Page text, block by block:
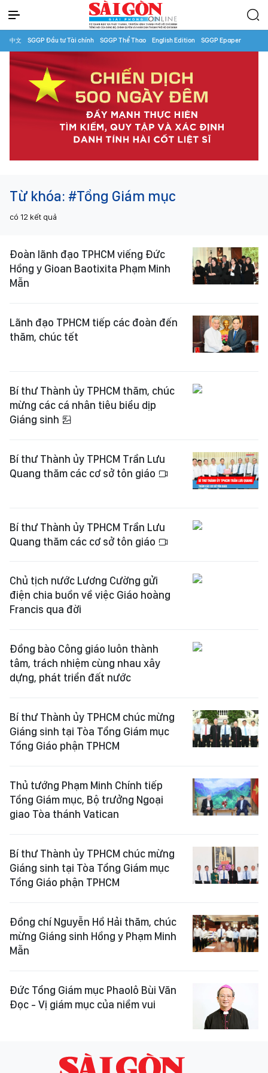
中文 SGGP Đầu tư Tài chính SGGP Thể Thao English Edition SGGP Epaper
Từ khóa: #Tổng Giám mục
có 12 kết quả
Đoàn lãnh đạo TPHCM viếng Đức
Hồng y Gioan Baotixita Phạm Minh
Mẫn
Lãnh đạo TPHCM tiếp các đoàn đến
thăm, chúc tết
Bí thư Thành ủy TPHCM thăm, chúc
mừng các cá nhân tiêu biểu dịp
Giáng sinh
Bí thư Thành ủy TPHCM Trần Lưu
Quang thăm các cơ sở tôn giáo
Bí thư Thành ủy TPHCM Trần Lưu
Quang thăm các cơ sở tôn giáo
Chủ tịch nước Lương Cường gửi
điện chia buồn về việc Giáo hoàng
Francis qua đời
Đồng bào Công giáo luôn thành
tâm, trách nhiệm cùng nhau xây
dựng, phát triển đất nước
Bí thư Thành ủy TPHCM chúc mừng
Giáng sinh tại Tòa Tổng Giám mục
Tổng Giáo phận TPHCM
Thủ tướng Phạm Minh Chính tiếp
Tổng Giám mục, Bộ trưởng Ngoại
giao Tòa thánh Vatican
Bí thư Thành ủy TPHCM chúc mừng
Giáng sinh tại Tòa Tổng Giám mục
Tổng Giáo phận TPHCM
Đồng chí Nguyễn Hồ Hải thăm, chúc
mừng Giáng sinh Hồng y Phạm Minh
Mẫn
Đức Tổng Giám mục Phaolô Bùi Văn
Đọc - Vị giám mục của niềm vui